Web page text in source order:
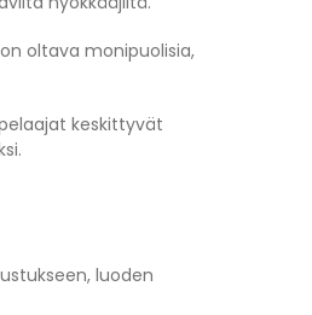
oltava monipuolisia,
keskittyvät
luoden